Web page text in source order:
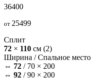
36400
от 25499
Сплит
72 × 110 см (2)
Ширина /Спальное место
⇔ 72 / 70 × 200
⇔ 92 /90 × 200